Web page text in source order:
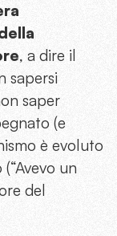
, a dire il
sapersi
saper
(e
è evoluto
un
del